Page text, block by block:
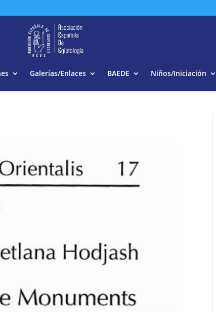
Galerías/Enlaces BAEDE Niños/Iniciación